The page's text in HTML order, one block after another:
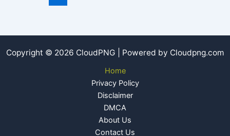
Copyright © 2026 CloudPNG | Powered by Cloudpng.com
Home
Privacy Policy
Disclaimer
DMCA
About Us
Contact Us